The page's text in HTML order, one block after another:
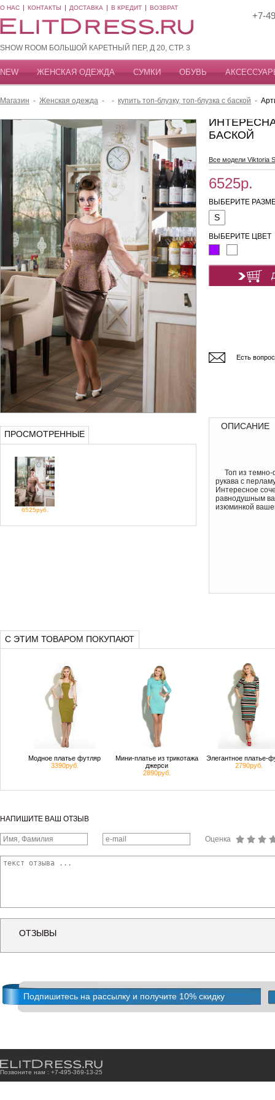
О НАС КОНТАКТЫ ДОСТАВКА В КРЕДИТ ВОЗВРАТ
SHOW ROOM БОЛЬШОЙ КАРЕТНЫЙ ПЕР, Д 20, СТР. 3
+7-
NEW ЖЕНСКАЯ ОДЕЖДА СУМКИ ОБУВЬ
Магазин - Женская одежда - - купить топ-блузку, топ-блузка с баской -
ПРОСМОТРЕННЫЕ
6525руб.
БАСКОЙ
Все модели Viktoria
6525р.
ВЫБЕРИТЕ
S
ВЫБЕРИТЕ ЦВЕТ
Есть
ОПИСАНИЕ
Топ из темно-
рукава с
Интересное
равнодушным
изюминкой
С ЭТИМ ТОВАРОМ ПОКУПАЮТ
Модное платье футляр
3390руб.
Мини-платье из трикотажа
джерси
2890руб.
Элегантное платье-
2790руб.
НАПИШИТЕ ВАШ ОТЗЫВ
Оценка
ОТЗЫВЫ
Подпишитесь на рассылку и получите 10% скидку
Позвоните нам : +7-495-369-13-25